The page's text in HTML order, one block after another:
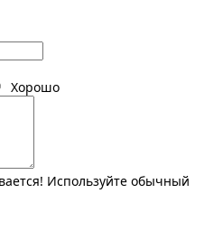
Хорошо
Используйте обычный